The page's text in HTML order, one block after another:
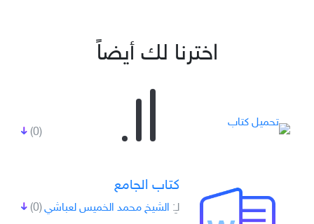
اخترنا لك أيضاً
(0)
كتاب الجامع
(0) لـِ: الشيخ محمد الخميس لعباشي